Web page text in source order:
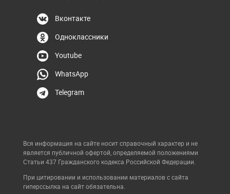
Вконтакте
Одноклассники
Youtube
WhatsApp
Telegram
Вся информация на сайте носит справочный характер и не
является публичной офертой, определяемой положениями
Статьи 437 Гражданского кодекса Российской Федерации.
При цитировании и использовании материалов с сайта
гиперссылка на сайт обязательна.